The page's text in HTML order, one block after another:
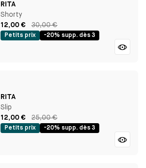
RITA
Shorty
12,00 €
30,00 €
Petits prix -20% supp. dès 3
RITA
Slip
12,00 €
25,00 €
Petits prix -20% supp. dès 3